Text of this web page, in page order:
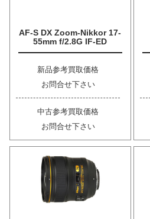
AF-S DX Zoom-Nikkor 17-
55mm f/2.8G IF-ED
新品参考買取価格
お問合せ下さい
中古参考買取価格
お問合せ下さい